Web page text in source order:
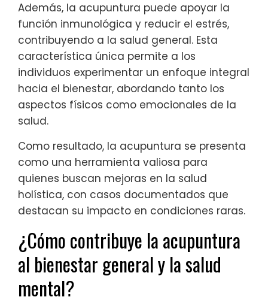
Además, la acupuntura puede apoyar la
función inmunológica y reducir el estrés,
contribuyendo a la salud general. Esta
característica única permite a los
individuos experimentar un enfoque integral
hacia el bienestar, abordando tanto los
aspectos físicos como emocionales de la
salud.
Como resultado, la acupuntura se presenta
como una herramienta valiosa para
quienes buscan mejoras en la salud
holística, con casos documentados que
destacan su impacto en condiciones raras.
¿Cómo contribuye la acupuntura
al bienestar general y la salud
mental?